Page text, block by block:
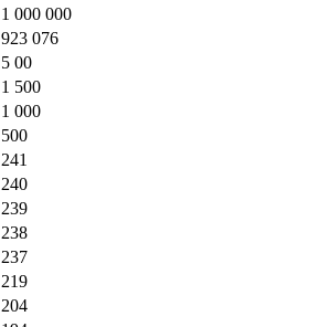
1 000 000
923 076
5 00
1 500
1 000
500
241
240
239
238
237
219
204